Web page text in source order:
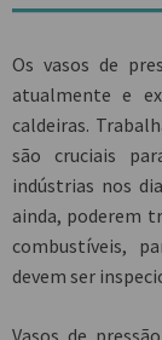
Os vasos de
atualmente e
caldeiras.
são cruciais
indústrias nos
ainda, poderem
combustíveis,
devem ser
Vasos de